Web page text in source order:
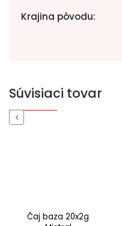
Krajina pôvodu:
Súvisiaci tovar
Previous
Čaj baza 20x2g